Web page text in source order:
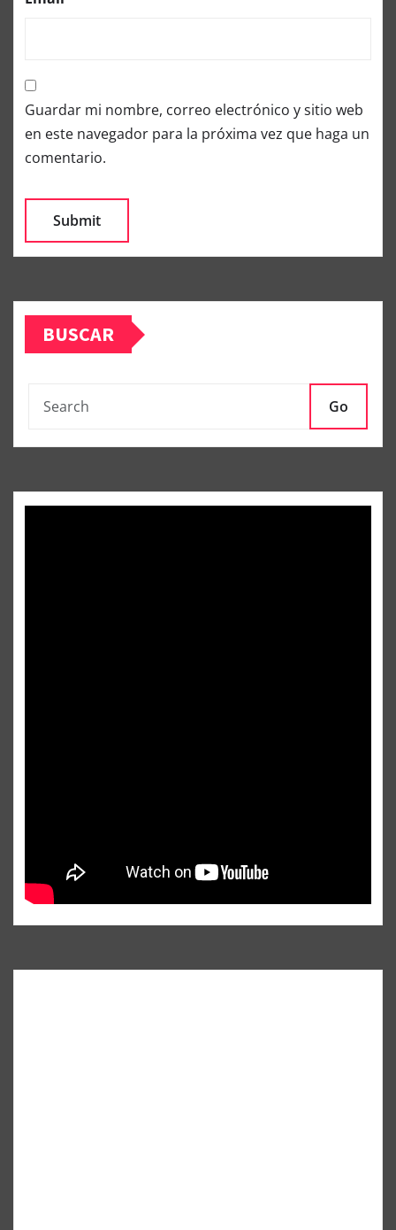
Guardar mi nombre, correo electrónico y sitio web
en este navegador para la próxima vez que haga un
comentario.
BUSCAR
Go